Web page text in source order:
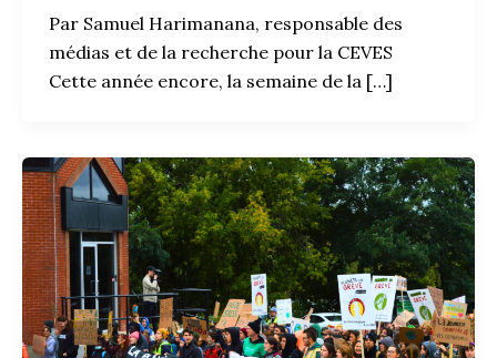
Par Samuel Harimanana, responsable des
médias et de la recherche pour la CEVES
Cette année encore, la semaine de la […]